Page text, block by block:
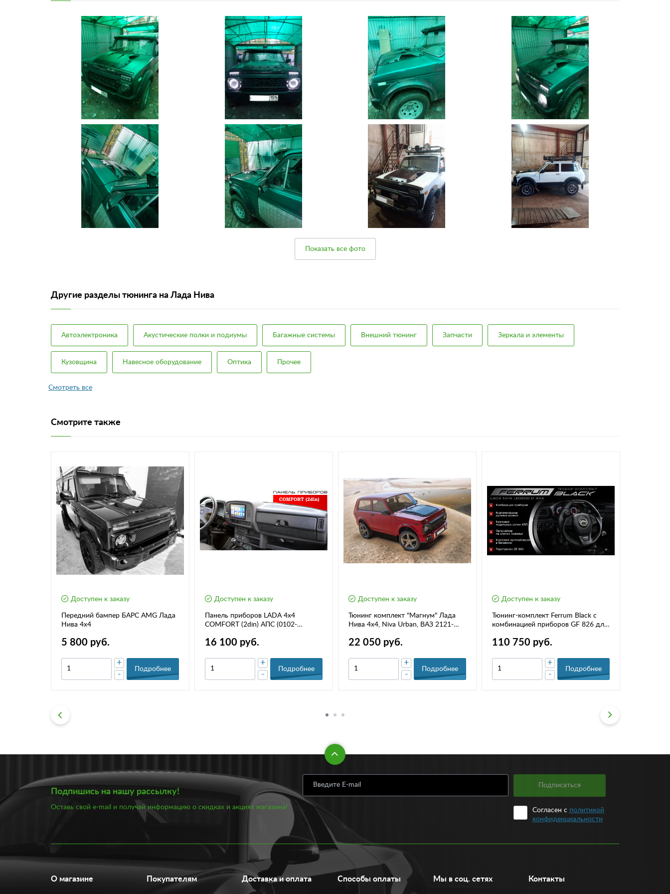
Показать все фото
Другие разделы тюнинга на Лада Нива
Автоэлектроника Акустические полки и подиумы Багажные системы Внешний тюнинг Запчасти Зеркала и элементы
Кузовщина Навесное оборудование Оптика Прочее
Смотрите также
Доступен к заказу
Передний бампер БАРС AMG Лада
Нива 4х4
5 800 руб.
-
+
Подробнее
Доступен к заказу
Панель приборов LADA 4x4
COMFORT (2din) АПС (0102-
16 100 руб.
-
+
Подробнее
Доступен к заказу
Тюнинг комплект "Магнум" Лада
Нива 4х4, Niva Urban, ВАЗ 2121-
22 050 руб.
-
+
Подробнее
Доступен к заказу
Тюнинг-комплект Ferrum Black с
комбинацией приборов GF 826 для
110 750 руб.
-
+
Подробнее
Подпишись на нашу рассылку!
Оставь свой e-mail и получай информацию о скидках и акциях магазина!
Подписаться
Согласен с политикой
конфиденциальности
О магазине Покупателям Доставка и оплата Способы оплаты Мы в соц. сетях Контакты